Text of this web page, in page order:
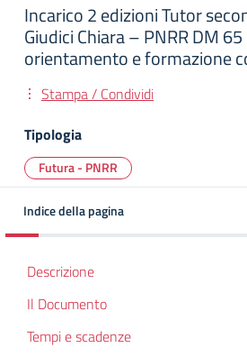
Incarico 2 edizioni Tutor
Giudici Chiara – PNRR DM
orientamento e formazione
Stampa / Condividi
Tipologia
Futura - PNRR
Indice della pagina
Descrizione
Il Documento
Tempi e scadenze